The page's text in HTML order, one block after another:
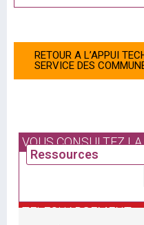
RETOUR A L’APPUI
SERVICE DES
VOUS CONSULTEZ
Ressources
TELECHARGEMENT